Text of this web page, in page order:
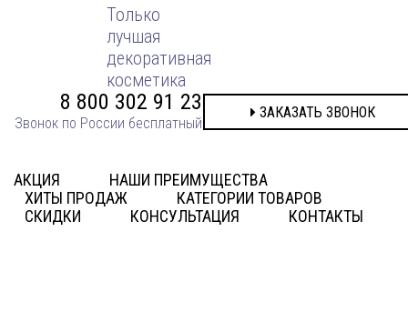
Только
лучшая
декоративная
косметика
8 800 302 91 23
Звонок по России бесплатный
ЗАКАЗАТЬ ЗВОНОК
АКЦИЯ
НАШИ ПРЕИМУЩЕСТВА
ХИТЫ ПРОДАЖ
КАТЕГОРИИ ТОВАРОВ
СКИДКИ
КОНСУЛЬТАЦИЯ КОНТАКТЫ